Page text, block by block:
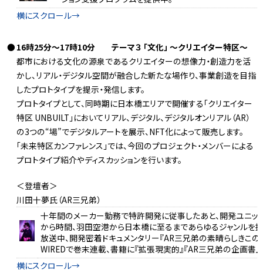
16時25分～17時10分 テーマ３ 「文化」 ～クリエイター特区～
都市における文化の源泉であるクリエイターの想像力・創造力を活
かし、リアル・デジタル空間が融合した新たな場作り、事業創造を目指
したプロトタイプを提示・発信します。
プロトタイプとして、同時期に日本橋エリアで開催する「クリエイター
特区 UNBUILT」においてリアル、デジタル、デジタルオンリアル（AR）
の3つの“場”でデジタルアートを展示、NFT化によって販売します。
「未来特区カンファレンス」では、今回のプロジェクト・メンバーによる
プロトタイプ紹介やディスカッションを行います。
＜登壇者＞
川田十夢氏（AR三兄弟）
十年間のメーカー勤務で特許開発に従事したあと、開発ユニッ
から時間、羽田空港から日本橋に至るまであらゆるジャンルを
放送中、開発密着ドキュメンタリー『AR三兄弟の素晴らしきこ
WIREDで巻末連載、書籍に『拡張現実的』『AR三兄弟の企画書』